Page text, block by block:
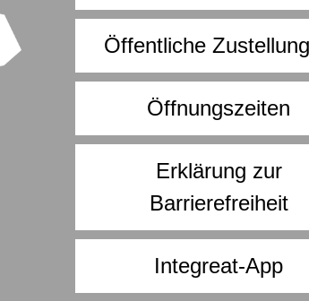
Öffentliche
Öffnungszeiten
Erklärung zur
Barrierefreiheit
Integreat-App